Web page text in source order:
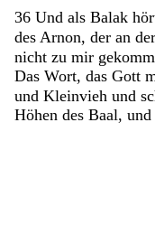
36 Und als Balak
des Arnon, der an der
nicht zu mir
Das Wort, das Gott
und Kleinvieh und
Höhen des Baal, und